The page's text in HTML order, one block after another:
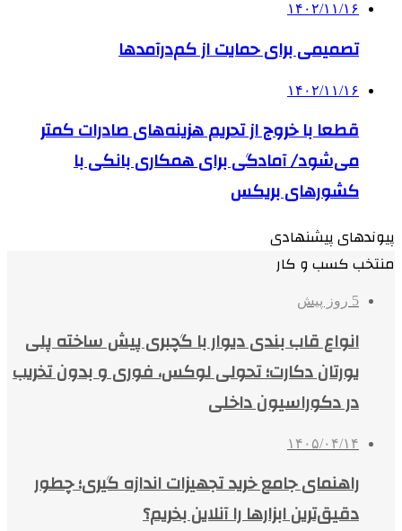
۱۴۰۲/۱۱/۱۶
تصمیمی برای حمایت از کم‌درآمدها
۱۴۰۲/۱۱/۱۶
قطعا با خروج از تحریم هزینه‌های صادرات کمتر
می‌شود/ آمادگی برای همکاری بانکی با
کشورهای بریکس
پیوندهای پیشنهادی
منتخب کسب و کار
5 روز پیش
انواع قاب بندی دیوار با گچبری پیش ساخته پلی
یورتان دکارت؛ تحولی لوکس، فوری و بدون تخریب
در دکوراسیون داخلی
۱۴۰۵/۰۴/۱۴
راهنمای جامع خرید تجهیزات اندازه گیری؛ چطور
دقیق‌ترین ابزارها را آنلاین بخریم؟